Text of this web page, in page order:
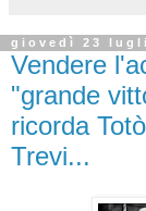
giovedì 23
Vendere
"grande
ricorda
Trevi...